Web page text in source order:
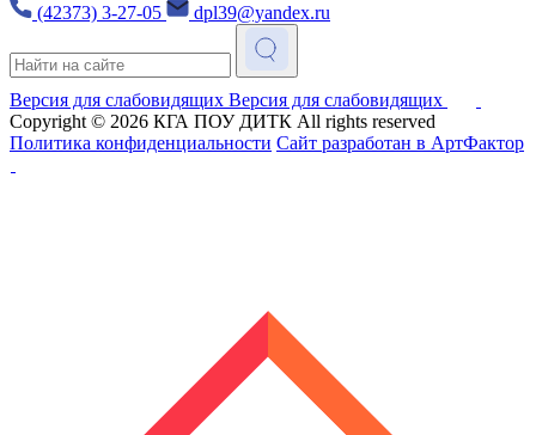
(42373) 3-27-05
dpl39@yandex.ru
Версия для слабовидящих Версия для слабовидящих
Copyright © 2026 КГА ПОУ ДИТК All rights reserved
Политика конфиденциальности Сайт разработан в АртФактор